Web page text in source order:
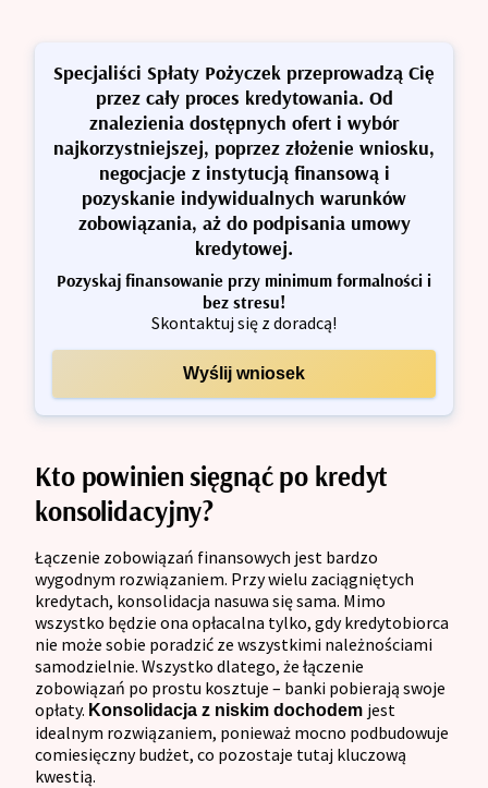
Specjaliści Spłaty Pożyczek przeprowadzą Cię
przez cały proces kredytowania. Od
znalezienia dostępnych ofert i wybór
najkorzystniejszej, poprzez złożenie wniosku,
negocjacje z instytucją finansową i
pozyskanie indywidualnych warunków
zobowiązania, aż do podpisania umowy
kredytowej.
Pozyskaj finansowanie przy minimum formalności i
bez stresu!
Skontaktuj się z doradcą!
Wyślij wniosek
Kto powinien sięgnąć po kredyt
konsolidacyjny?
Łączenie zobowiązań finansowych jest bardzo
wygodnym rozwiązaniem. Przy wielu zaciągniętych
kredytach, konsolidacja nasuwa się sama. Mimo
wszystko będzie ona opłacalna tylko, gdy kredytobiorca
nie może sobie poradzić ze wszystkimi należnościami
samodzielnie. Wszystko dlatego, że łączenie
zobowiązań po prostu kosztuje – banki pobierają swoje
opłaty. Konsolidacja z niskim dochodem jest
idealnym rozwiązaniem, ponieważ mocno podbudowuje
comiesięczny budżet, co pozostaje tutaj kluczową
kwestią.